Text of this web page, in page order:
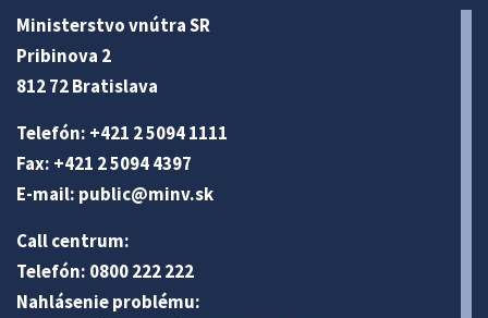
Ministerstvo vnútra SR
Pribinova 2
812 72 Bratislava
Telefón: +421 2 5094 1111
Fax: +421 2 5094 4397
E-mail: public@minv.sk
Call centrum:
Telefón: 0800 222 222
Nahlásenie problému: